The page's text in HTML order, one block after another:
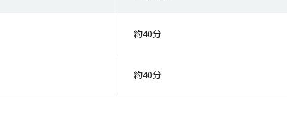
約40分
約40分